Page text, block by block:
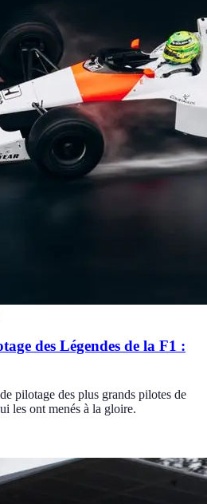
des Légendes de la F1 :
pilotage des plus grands pilotes de
les ont menés à la gloire.